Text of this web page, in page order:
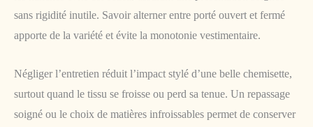
sans rigidité inutile. Savoir alterner entre porté ouvert et fermé
apporte de la variété et évite la monotonie vestimentaire.
Négliger l’entretien réduit l’impact stylé d’une belle chemisette,
surtout quand le tissu se froisse ou perd sa tenue. Un repassage
soigné ou le choix de matières infroissables permet de conserver